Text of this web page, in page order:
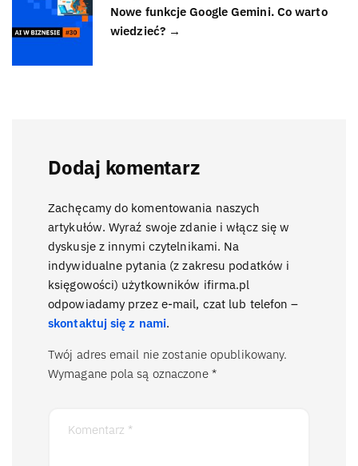
Nowe funkcje Google Gemini. Co warto
wiedzieć? →
Dodaj komentarz
Zachęcamy do komentowania naszych
artykułów. Wyraź swoje zdanie i włącz się w
dyskusje z innymi czytelnikami. Na
indywidualne pytania (z zakresu podatków i
księgowości) użytkowników ifirma.pl
odpowiadamy przez e-mail, czat lub telefon –
skontaktuj się z nami.
Twój adres email nie zostanie opublikowany.
Wymagane pola są oznaczone *